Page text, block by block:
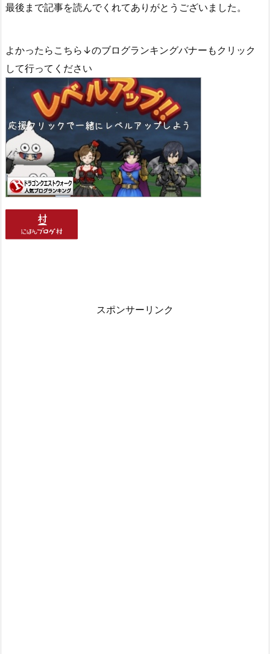
最後まで記事を読んでくれてありがとうございました。
よかったらこちら↓のブログランキングバナーもクリック
して行ってください
スポンサーリンク